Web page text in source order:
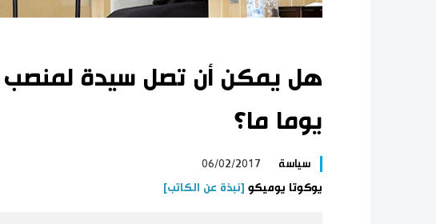
هل يمكن أن تصل سيدة لمنصب
يوما ما؟
سياسة
06/02/2017
يوكوتا يوميكو [نبذة عن الكاتب]